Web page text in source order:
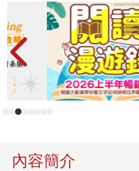
內容簡介